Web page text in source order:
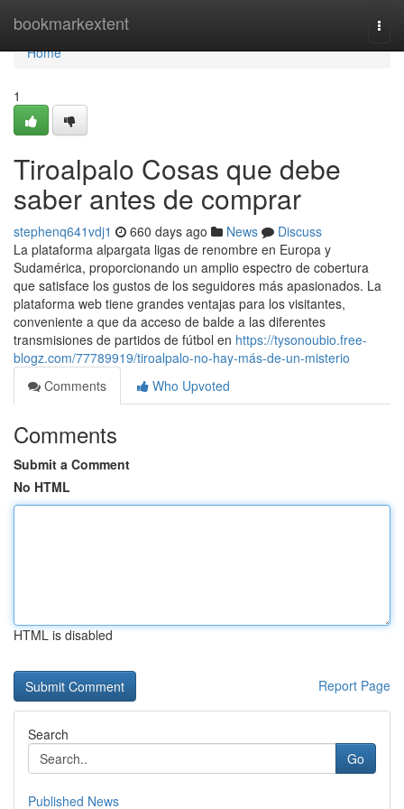
bookmarkextent
Home
Home
1
Tiroalpalo Cosas que debe
saber antes de comprar
stephenq641vdj1 660 days ago News
Discuss
La plataforma alpargata ligas de renombre en Europa y
Sudamérica, proporcionando un amplio espectro de cobertura
que satisface los gustos de los seguidores más apasionados. La
plataforma web tiene grandes ventajas para los visitantes,
conveniente a que da acceso de balde a las diferentes
transmisiones de partidos de fútbol en https://tysonoubio.free-
blogz.com/77789919/tiroalpalo-no-hay-más-de-un-misterio
Comments
Who Upvoted
Comments
Submit a Comment
No HTML
HTML is disabled
Report Page
Search
Go
Published News